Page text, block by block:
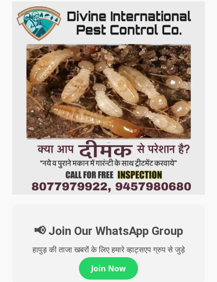
📢 Join Our WhatsApp Group
हापुड़ की ताजा खबरों के लिए हमारे व्हाट्सएप ग्रुप से जुड़े
Join Now